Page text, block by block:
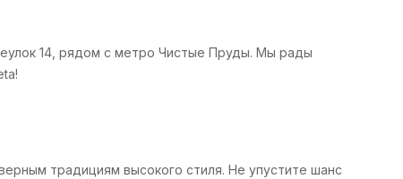
14, рядом с метро Чистые Пруды. Мы рады
традициям высокого стиля. Не упустите шанс